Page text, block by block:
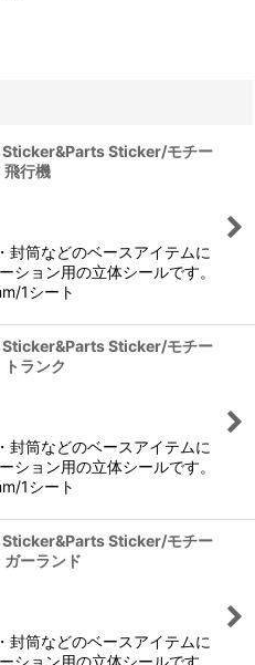
Sticker&Parts Sticker/モチー
行機
封筒などのベースアイテムに
ション用の立体シールです。
1シート
Sticker&Parts Sticker/モチー
ランク
封筒などのベースアイテムに
ション用の立体シールです。
1シート
Sticker&Parts Sticker/モチー
ーランド
封筒などのベースアイテムに
ション用の立体シールです。